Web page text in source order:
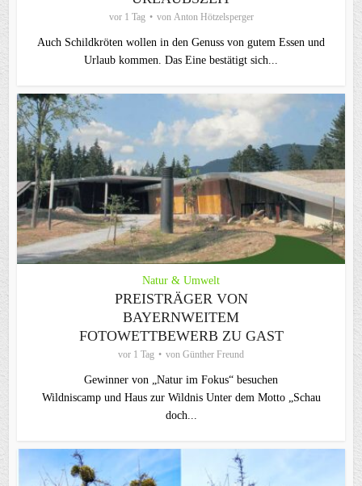
vor 1 Tag von Anton Hötzelsperger
Auch Schildkröten wollen in den Genuss von gutem Essen und
Urlaub kommen. Das Eine bestätigt sich...
Natur & Umwelt
PREISTRÄGER VON
BAYERNWEITEM
FOTOWETTBEWERB ZU GAST
vor 1 Tag von Günther Freund
Gewinner von „Natur im Fokus“ besuchen
Wildniscamp und Haus zur Wildnis Unter dem Motto „Schau
doch...